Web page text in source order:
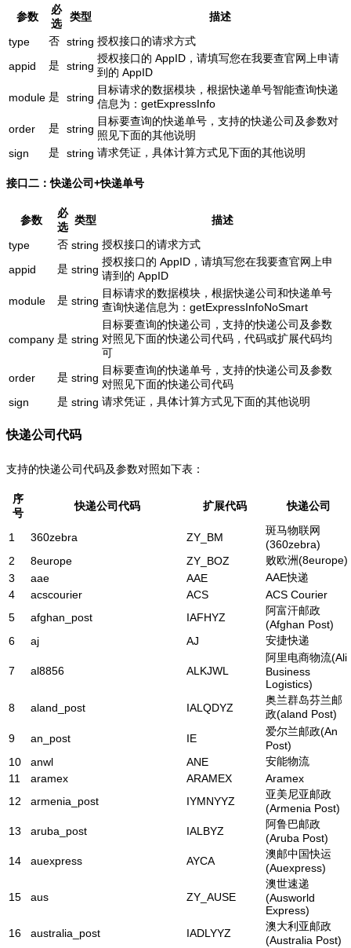
参数
必
选
类型
描述
type
否 string 授权接口的请求方式
appid
是 string
授权接口的 AppID，请填写您在我要查官网上申请
到的 AppID
module 是 string
目标请求的数据模块，根据快递单号智能查询快递
信息为：getExpressInfo
order
是 string
目标要查询的快递单号，支持的快递公司及参数对
照见下面的其他说明
sign
是 string 请求凭证，具体计算方式见下面的其他说明
接口二：快递公司+快递单号
参数
必
选
类型
描述
type
否 string 授权接口的请求方式
appid
是 string
授权接口的 AppID，请填写您在我要查官网上申
请到的 AppID
module
是 string
目标请求的数据模块，根据快递公司和快递单号
查询快递信息为：getExpressInfoNoSmart
company 是 string
目标要查询的快递公司，支持的快递公司及参数
对照见下面的快递公司代码，代码或扩展代码均
可
order
是 string
目标要查询的快递单号，支持的快递公司及参数
对照见下面的快递公司代码
sign
是 string 请求凭证，具体计算方式见下面的其他说明
快递公司代码
支持的快递公司代码及参数对照如下表：
序
号
快递公司代码 扩展代码 快递公司
1 360zebra ZY_BM
斑马物联网
(360zebra)
2
8europe ZY_BOZ
败欧洲(8europe)
3
aae AAE
AAE快递
4
acscourier ACS
ACS Courier
5
afghan_post IAFHYZ
阿富汗邮政
(Afghan Post)
6
aj AJ 安捷快递
7 al8856 ALKJWL
阿里电商物流(Ali
Business
Logistics)
8
aland_post IALQDYZ
奥兰群岛芬兰邮
政(aland Post)
9
an_post IE
爱尔兰邮政(An
Post)
10
anwl ANE
安能物流
11
aramex ARAMEX
Aramex
12
armenia_post IYMNYYZ
亚美尼亚邮政
(Armenia Post)
13
aruba_post IALBYZ
阿鲁巴邮政
(Aruba Post)
14
auexpress AYCA
澳邮中国快运
(Auexpress)
15 aus ZY_AUSE
澳世速递
(Ausworld
Express)
16
australia_post IADLYYZ
澳大利亚邮政
(Australia Post)